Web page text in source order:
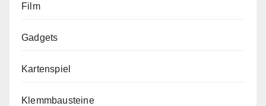
Film
Gadgets
Kartenspiel
Klemmbausteine